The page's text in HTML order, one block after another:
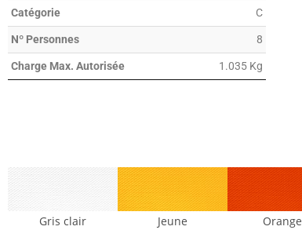
Catégorie C
Nº Personnes 8
Charge Max. Autorisée 1.035 Kg
Gris clair Jeune Orange